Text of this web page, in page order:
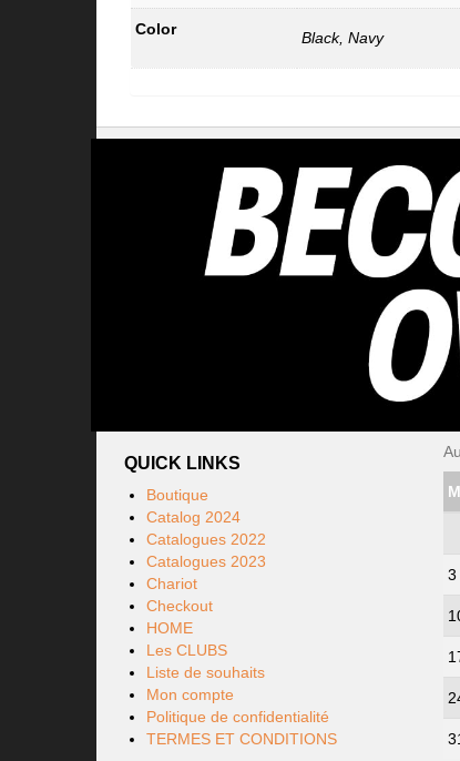
Color Black, Navy
QUICK LINKS
Boutique
Catalog 2024
Catalogues 2022
Catalogues 2023
Chariot
Checkout
HOME
Les CLUBS
Liste de souhaits
Mon compte
Politique de confidentialité
TERMES ET CONDITIONS
M
3